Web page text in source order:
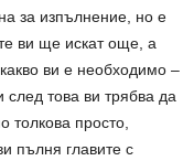
за изпълнение, но е
ви ще искат още, а
ви е необходимо –
това ви трябва да
просто,
пълня главите с